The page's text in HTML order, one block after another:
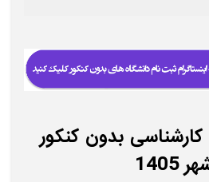
بدون کنکور